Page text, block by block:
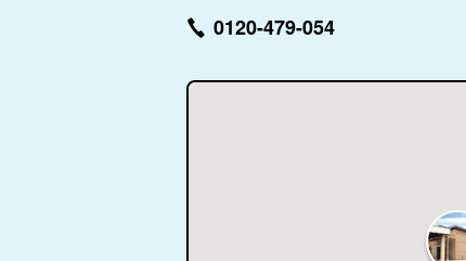
0120-479-054